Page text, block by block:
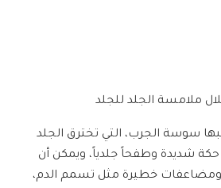
ملامسة الجلد للجلد
سوسة الجرب، التي تخترق الجلد
شديدة وطفحاً جلدياً، ويمكن أن
ومضاعفات خطيرة مثل تسمم الدم،